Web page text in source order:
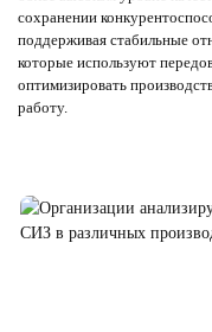
сохранении
поддерживая стабильные
которые используют
оптимизировать
работу.